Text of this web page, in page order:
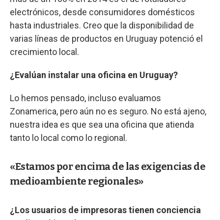
electrónicos, desde consumidores domésticos
hasta industriales. Creo que la disponibilidad de
varias líneas de productos en Uruguay potenció el
crecimiento local.
¿Evalúan instalar una oficina en Uruguay?
Lo hemos pensado, incluso evaluamos
Zonamerica, pero aún no es seguro. No está ajeno,
nuestra idea es que sea una oficina que atienda
tanto lo local como lo regional.
«Estamos por encima de las exigencias de
medioambiente regionales»
¿Los usuarios de impresoras tienen conciencia